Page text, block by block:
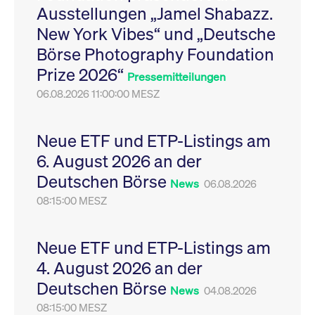
Ausstellungen „Jamel Shabazz.
New York Vibes“ und „Deutsche
Börse Photography Foundation
Prize 2026“ Pressemitteilungen
06.08.2026 11:00:00 MESZ
Neue ETF und ETP-Listings am
6. August 2026 an der
Deutschen Börse News 06.08.2026
08:15:00 MESZ
Neue ETF und ETP-Listings am
4. August 2026 an der
Deutschen Börse News 04.08.2026
08:15:00 MESZ
Leistung der Website
zu messen. Es handelt
sich um ein Muster-
Cookie, bei dem auf
das Präfix _pk_ses
eine kurze Reihe von
VISITOR_PRIVACY_METADATA
YouTube
.youtube.com
6
Monate
Dieses Cookie dient
Speicherung der
Einwilligungs- und
des Nutzers für ihre
Interaktion mit der
Sitzungen geehrt